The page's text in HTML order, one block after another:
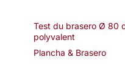
Test du brasero Ø 80
polyvalent
Plancha & Brasero